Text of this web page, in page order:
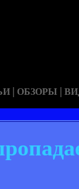
| ОБЗОРЫ |